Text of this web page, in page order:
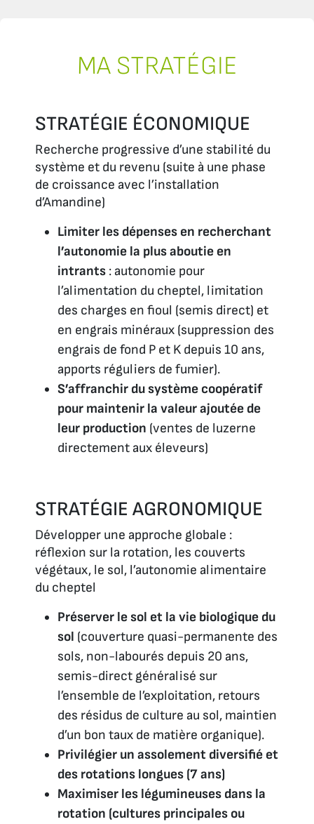
MA STRATÉGIE
STRATÉGIE ÉCONOMIQUE
Recherche progressive d’une stabilité du
système et du revenu (suite à une phase
de croissance avec l’installation
d’Amandine)
Limiter les dépenses en recherchant
l’autonomie la plus aboutie en
intrants : autonomie pour
l’alimentation du cheptel, limitation
des charges en fioul (semis direct) et
en engrais minéraux (suppression des
engrais de fond P et K depuis 10 ans,
apports réguliers de fumier).
S’affranchir du système coopératif
pour maintenir la valeur ajoutée de
leur production (ventes de luzerne
directement aux éleveurs)
STRATÉGIE AGRONOMIQUE
Développer une approche globale :
réflexion sur la rotation, les couverts
végétaux, le sol, l’autonomie alimentaire
du cheptel
Préserver le sol et la vie biologique du
sol (couverture quasi-permanente des
sols, non-labourés depuis 20 ans,
semis-direct généralisé sur
l’ensemble de l’exploitation, retours
des résidus de culture au sol, maintien
d’un bon taux de matière organique).
Privilégier un assolement diversifié et
des rotations longues (7 ans)
Maximiser les légumineuses dans la
rotation (cultures principales ou